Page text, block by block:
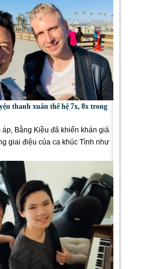
thanh xuân thế hệ 7x, 8x trong
Bằng Kiều đã khiến khán giả
giai điệu của ca khúc Tình như